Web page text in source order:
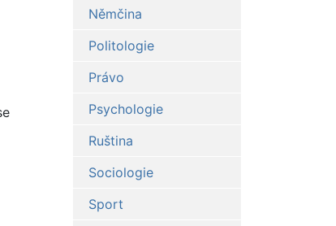
Němčina
Politologie
Právo
Psychologie
Ruština
Sociologie
Sport